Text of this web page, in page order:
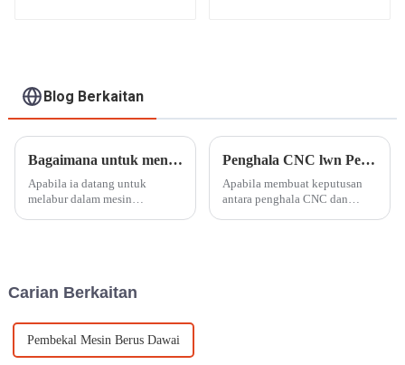
Blog Berkaitan
Bagaimana untuk mengelakkan perangkap harga rendah dan memilih jenama mesin pemotong laser akrilik yang boleh dipercayai
Apabila ia datang untuk
melabur dalam mesin
membawa kepada akibat yang
Penghala CNC lwn Pemotong Laser CO2: Memilih Alat yang Tepat untuk Aplikasi Anda
Apabila membuat keputusan
antara penghala CNC dan
Carian Berkaitan
Pembekal Mesin Berus Dawai